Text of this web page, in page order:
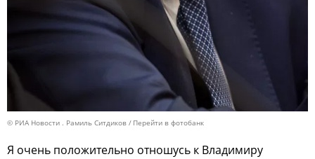
© РИА Новости . Рамиль Ситдиков Перейти в фотобанк
Я очень положительно отношусь к Владимиру